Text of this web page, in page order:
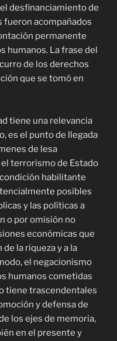
desfinanciamiento de
fueron acompañados
permanente
humanos. La frase del
de los derechos
que se tomó en
tiene una relevancia
es el punto de llegada
de lesa
terrorismo de Estado
habilitante
posibles
y las políticas a
o por omisión no
económicas que
la riqueza y a la
el negacionismo
humanos cometidas
tiene trascendentales
y defensa de
los ejes de memoria,
en el presente y